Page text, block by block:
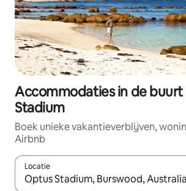
Accommodaties in de
Stadium
Boek unieke vakantieverblijven,
Airbnb
Locatie
Wanneer er resultaten beschikbaar